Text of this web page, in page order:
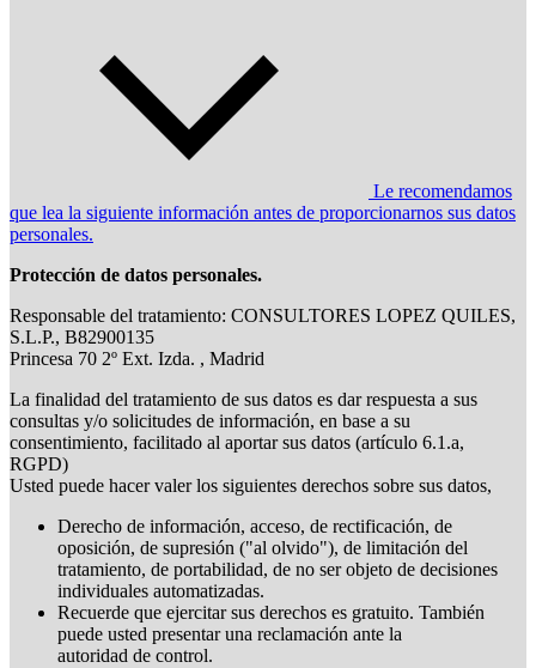
Le recomendamos
que lea la siguiente información antes de proporcionarnos sus datos
personales.
Protección de datos personales.
Responsable del tratamiento: CONSULTORES LOPEZ QUILES,
S.L.P., B82900135
Princesa 70 2º Ext. Izda. , Madrid
La finalidad del tratamiento de sus datos es dar respuesta a sus
consultas y/o solicitudes de información, en base a su
consentimiento, facilitado al aportar sus datos (artículo 6.1.a,
RGPD)
Usted puede hacer valer los siguientes derechos sobre sus datos,
Derecho de información, acceso, de rectificación, de
oposición, de supresión ("al olvido"), de limitación del
tratamiento, de portabilidad, de no ser objeto de decisiones
individuales automatizadas.
Recuerde que ejercitar sus derechos es gratuito. También
puede usted presentar una reclamación ante la
autoridad de control.